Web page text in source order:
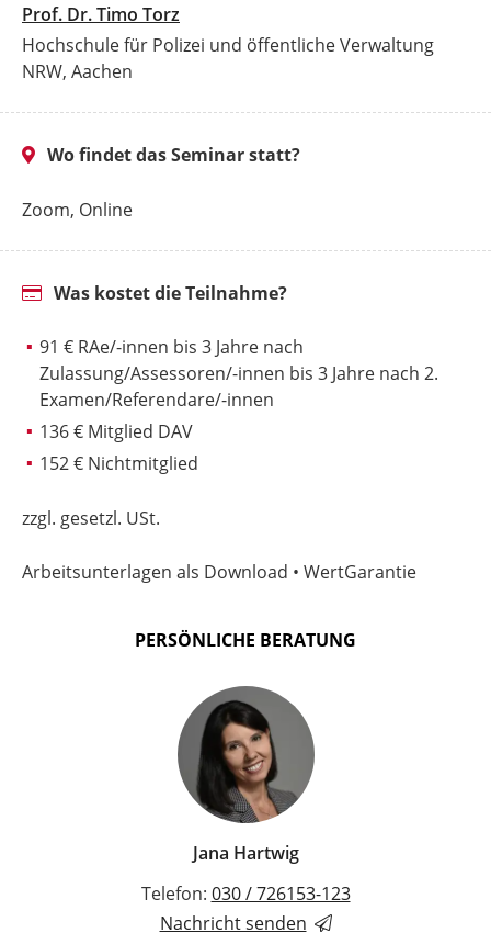
Prof. Dr. Timo Torz
Hochschule für Polizei und öffentliche Verwaltung
NRW, Aachen
Wo findet das Seminar statt?
Zoom, Online
Was kostet die Teilnahme?
91 € RAe/-innen bis 3 Jahre nach
Zulassung/Assessoren/-innen bis 3 Jahre nach 2.
Examen/Referendare/-innen
136 € Mitglied DAV
152 € Nichtmitglied
zzgl. gesetzl. USt.
Arbeitsunterlagen als Download • WertGarantie
PERSÖNLICHE BERATUNG
Jana Hartwig
Telefon: 030 / 726153-123
Nachricht senden